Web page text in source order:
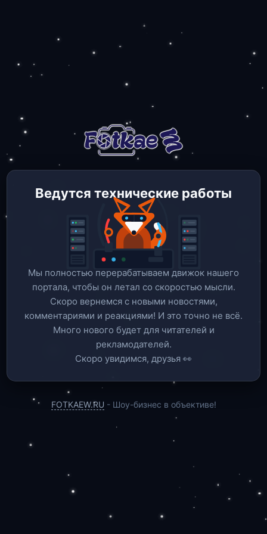
Ведутся технические работы
Мы полностью перерабатываем движок нашего
портала, чтобы он летал со скоростью мысли.
Скоро вернемся c новыми новостями,
комментариями и реакциями! И это точно не всё.
Много нового будет для читателей и
рекламодателей.
Скоро увидимся, друзья 👀
FOTKAEW.RU - Шоу-бизнес в объективе!